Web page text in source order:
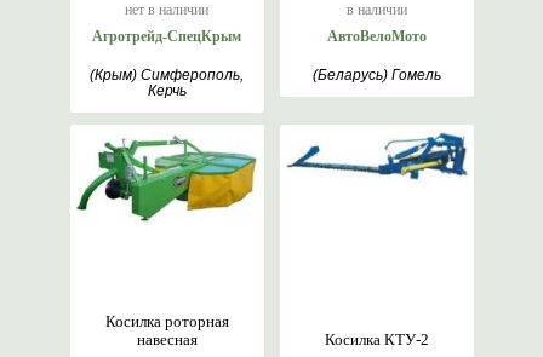
нет в наличии
Агротрейд-СпецКрым
(Крым) Симферополь,
Керчь
в наличии
АвтоВелоМото
(Беларусь) Гомель
Косилка роторная
навесная
Косилка КТУ-2